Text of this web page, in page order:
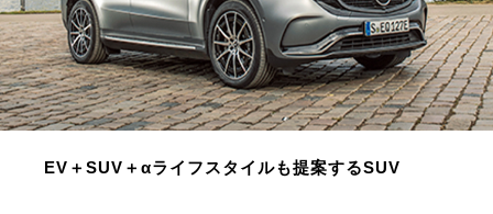
EV＋SUV＋αライフスタイルも提案するSUV